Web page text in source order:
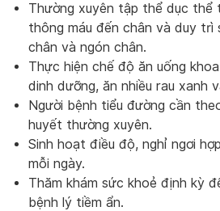
Thường xuyên tập thể dục thể
thông máu đến chân và duy trì
chân và ngón chân.
Thực hiện chế độ ăn uống
dinh dưỡng, ăn nhiều rau xanh
Người bệnh tiểu đường cần
huyết thường xuyên.
Sinh hoạt điều độ, nghỉ ngơi
mỗi ngày.
Thăm khám sức khoẻ định kỳ
bệnh lý tiềm ẩn.